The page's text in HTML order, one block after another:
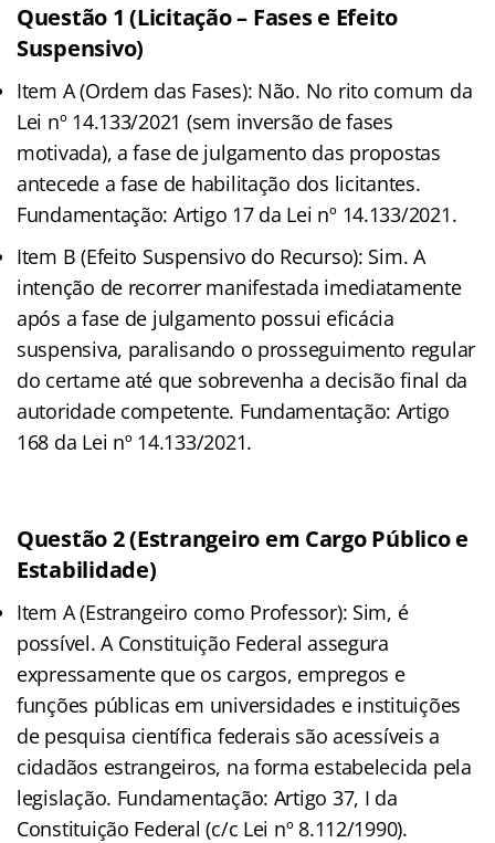
Questão 1 (Licitação – Fases e Efeito
Suspensivo)
Item A (Ordem das Fases): Não. No rito comum da
Lei nº 14.133/2021 (sem inversão de fases
motivada), a fase de julgamento das propostas
antecede a fase de habilitação dos licitantes.
Fundamentação: Artigo 17 da Lei nº 14.133/2021.
Item B (Efeito Suspensivo do Recurso): Sim. A
intenção de recorrer manifestada imediatamente
após a fase de julgamento possui eficácia
suspensiva, paralisando o prosseguimento regular
do certame até que sobrevenha a decisão final da
autoridade competente. Fundamentação: Artigo
168 da Lei nº 14.133/2021.
Questão 2 (Estrangeiro em Cargo Público e
Estabilidade)
Item A (Estrangeiro como Professor): Sim, é
possível. A Constituição Federal assegura
expressamente que os cargos, empregos e
funções públicas em universidades e instituições
de pesquisa científica federais são acessíveis a
cidadãos estrangeiros, na forma estabelecida pela
legislação. Fundamentação: Artigo 37, I da
Constituição Federal (c/c Lei nº 8.112/1990).